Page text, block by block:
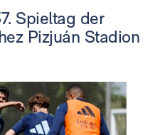
Spieltag der
Pizjuán Stadion